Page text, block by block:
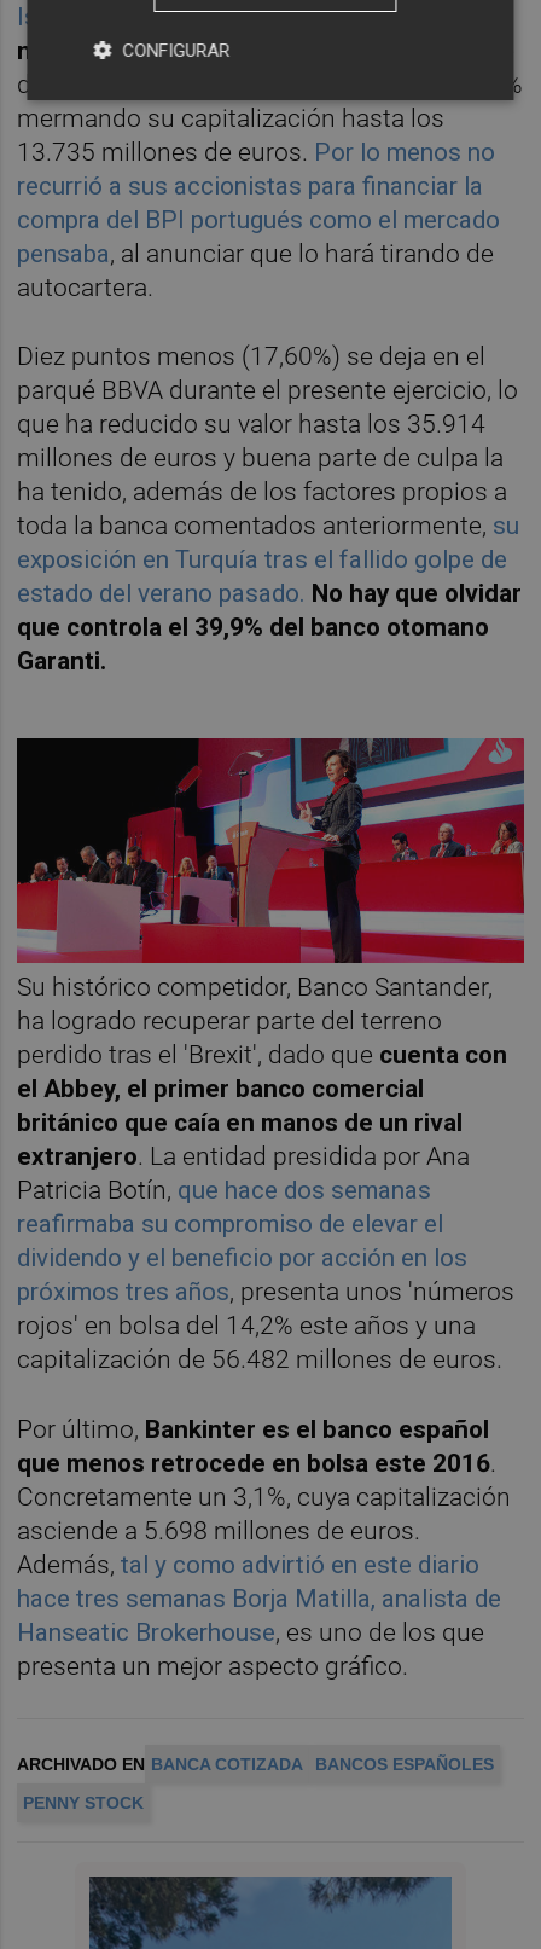
Isidre Fainé
, quetendrá que enderezar la
nave bursátil del banco
de ayer acumulaba unas pérdidas del 27,60%
mermando su capitalización hasta los
13.735 millones de euros. Por lo menos no
recurrió a sus accionistas para financiar la
compra del BPI portugués como el mercado
pensaba, al anunciar que lo hará tirando de
autocartera.
Diez puntos menos (17,60%) se deja en el
parqué BBVA durante el presente ejercicio, lo
que ha reducido su valor hasta los 35.914
millones de euros y buena parte de culpa la
ha tenido, además de los factores propios a
toda la banca comentados anteriormente, su
exposición en Turquía tras el fallido golpe de
estado del verano pasado. No hay que olvidar
que controla el 39,9% del banco otomano
Garanti.
Su histórico competidor, Banco Santander,
ha logrado recuperar parte del terreno
perdido tras el 'Brexit', dado que cuenta con
el Abbey, el primer banco comercial
británico que caía en manos de un rival
extranjero. La entidad presidida por Ana
Patricia Botín, que hace dos semanas
reafirmaba su compromiso de elevar el
dividendo y el beneficio por acción en los
próximos tres años, presenta unos 'números
rojos' en bolsa del 14,2% este años y una
capitalización de 56.482 millones de euros.
Por último, Bankinter es el banco español
que menos retrocede en bolsa este 2016.
Concretamente un 3,1%, cuya capitalización
asciende a 5.698 millones de euros.
Además,tal y como advirtió en este diario
hace tres semanas Borja Matilla, analista de
Hanseatic Brokerhouse, es uno de los que
presenta un mejor aspecto gráfico.
ARCHIVADO EN BANCA COTIZADA
BANCOS ESPAÑOLES
PENNY STOCK
CONFIGURAR